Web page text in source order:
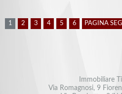
1 2 3 4 5 6 PAGINA
Immobiliare
Via Romagnosi, 9